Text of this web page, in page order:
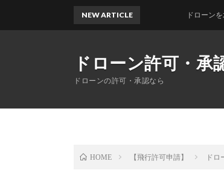
ドローン許可・承
ドローンの許可・承認なら
NEW ARTICLE ドローンを水没させ
HOME 【飛行許可申請】 ドロ